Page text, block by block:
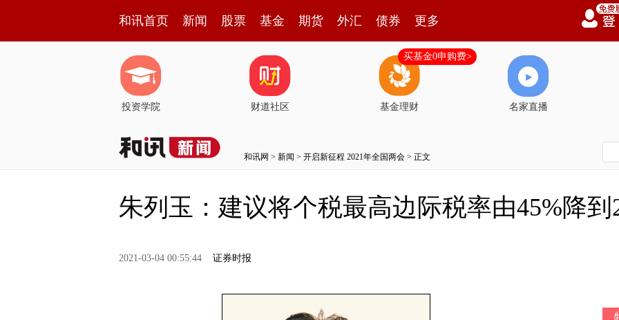
和讯首页 新闻 股票 基金 期货 外汇 债券 更多
投资学院 财道社区 基金理财
买基金0申购费>
名家直播
和讯网 > 新闻 > 开启新征程 2021年全国两会 > 正文
朱列玉：建议将个税最高边际税率由45%降到
2021-03-04 00:55:44 证券时报